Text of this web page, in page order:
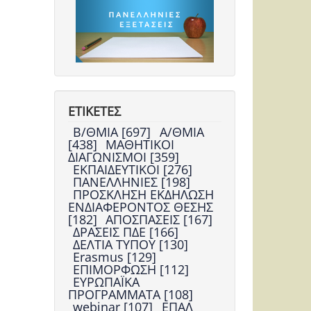
ΕΤΙΚΕΤΕΣ
Β/ΘΜΙΑ [697] Α/ΘΜΙΑ
[438] ΜΑΘΗΤΙΚΟΙ
ΔΙΑΓΩΝΙΣΜΟΙ [359]
ΕΚΠΑΙΔΕΥΤΙΚΟΙ [276]
ΠΑΝΕΛΛΗΝΙΕΣ [198]
ΠΡΟΣΚΛΗΣΗ ΕΚΔΗΛΩΣΗ
ΕΝΔΙΑΦΕΡΟΝΤΟΣ ΘΕΣΗΣ
[182] ΑΠΟΣΠΑΣΕΙΣ [167]
ΔΡΑΣΕΙΣ ΠΔΕ [166]
ΔΕΛΤΙΑ ΤΥΠΟΥ [130]
Erasmus [129]
ΕΠΙΜΟΡΦΩΣΗ [112]
ΕΥΡΩΠΑΪΚΑ
ΠΡΟΓΡΑΜΜΑΤΑ [108]
webinar [107] ΕΠΑΛ